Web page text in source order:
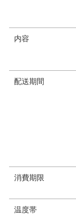
内容
配送期間
消費期限
温度帯